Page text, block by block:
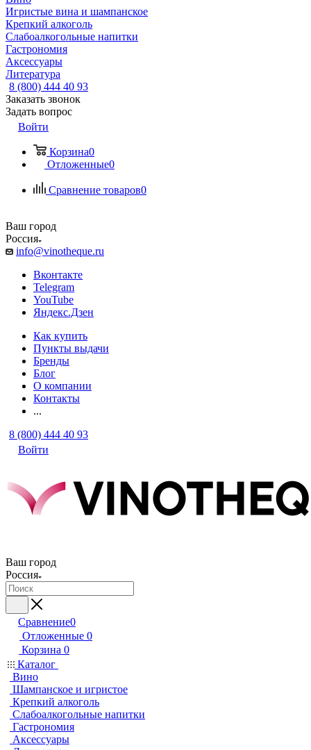
Игристые вина и шампанское
Крепкий алкоголь
Слабоалкогольные напитки
Гастрономия
Аксессуары
Литература
8 (800) 444 40 93
Заказать звонок
Задать вопрос
Войти
Корзина0
Отложенные0
Сравнение товаров0
Ваш город
Россия
info@vinotheque.ru
Вконтакте
Telegram
YouTube
Яндекс.Дзен
Как купить
Пункты выдачи
Бренды
Блог
О компании
Контакты
...
8 (800) 444 40 93
Войти
Ваш город
Россия
Сравнение0
Отложенные 0
Корзина 0
Каталог
Вино
Шампанское и игристое
Крепкий алкоголь
Слабоалкогольные напитки
Гастрономия
Аксессуары